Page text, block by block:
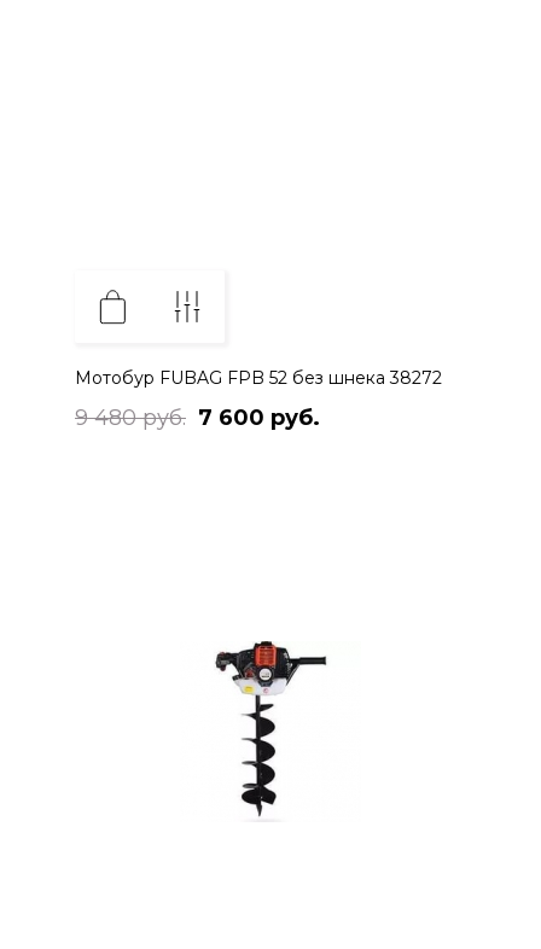
Мотобур FUBAG FPB 52 без шнека 38272
9 480 руб. 7 600 руб.